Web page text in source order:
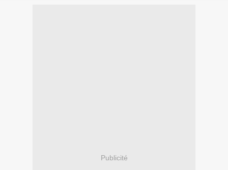
Publicité